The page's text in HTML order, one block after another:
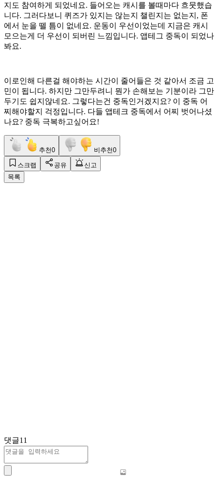
지도 참여하게 되었네요. 들어오는 캐시를 볼때마다 흐뭇했습
니다. 그러다보니 퀴즈가 있지는 않는지 챌린지는 없는지, 폰
에서 눈을 뗄 틈이 없네요. 운동이 우선이었는데 지금은 캐시
모으는게 더 우선이 되버린 느낌입니다. 앱테그 중독이 되었나
봐요.
이로인해 다른걸 해야하는 시간이 줄어들은 것 같아서 조금 고
민이 됩니다. 하지만 그만두려니 뭔가 손해보는 기분이라 그만
두기도 쉽지않네요. 그렇다는건 중독인거겠지요? 이 중독 어
찌해야할지 걱정입니다. 다들 앱테크 중독에서 어찌 벗어나셨
나요? 중독 극복하고싶어요!
추천0 비추천0
스크랩 공유
신고
목록
댓글11